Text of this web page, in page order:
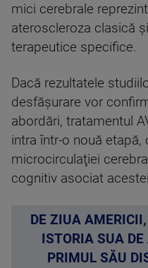
mici cerebrale
ateroscleroza clasică
terapeutice specifice.
Dacă rezultatele
desfăşurare vor
abordări, tratamentul
intra într-o nouă
microcirculaţiei
cognitiv asociat
DE ZIUA
ISTORIA SUA
PRIMUL SĂU